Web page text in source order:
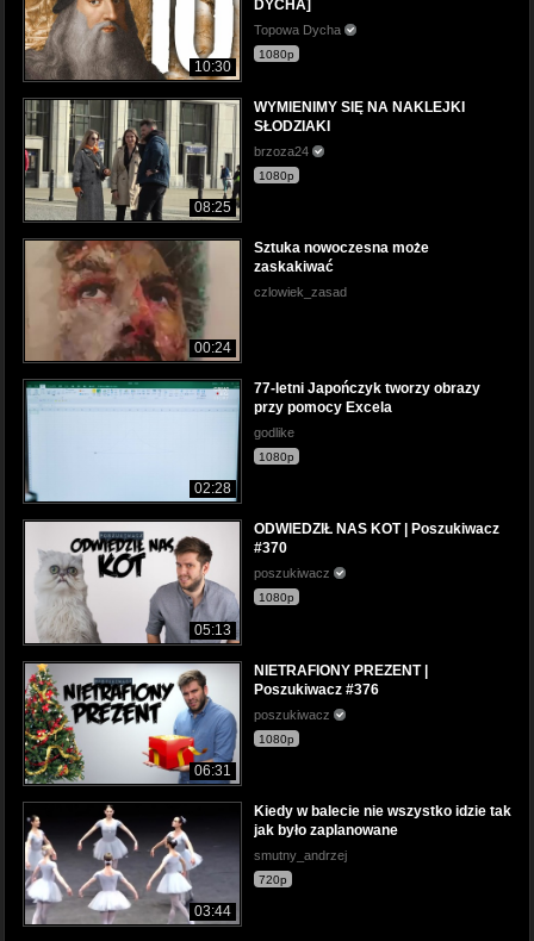
10:30
DYCHA]
Topowa Dycha
1080p
08:25
WYMIENIMY SIĘ NA NAKLEJKI
SŁODZIAKI
brzoza24
1080p
00:24
Sztuka nowoczesna może
zaskakiwać
czlowiek_zasad
02:28
77-letni Japończyk tworzy obrazy
przy pomocy Excela
godlike
1080p
05:13
ODWIEDZIŁ NAS KOT | Poszukiwacz
#370
poszukiwacz
1080p
06:31
NIETRAFIONY PREZENT |
Poszukiwacz #376
poszukiwacz
1080p
03:44
Kiedy w balecie nie wszystko idzie tak
jak było zaplanowane
smutny_andrzej
720p